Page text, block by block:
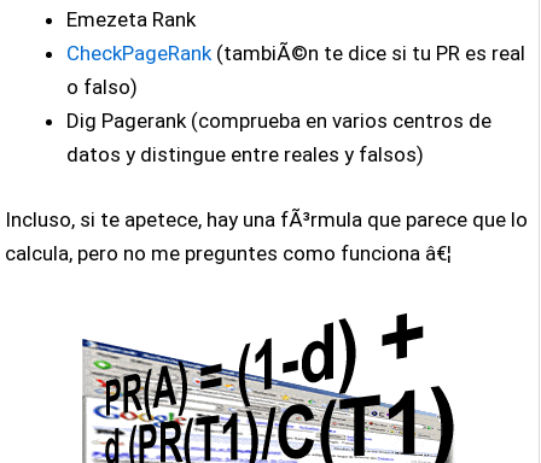
Emezeta Rank
CheckPageRank(tambiÃ©n te dice si tu PR es real
o falso)
Dig Pagerank (comprueba en varios centros de
datos y distingue entre reales y falsos)
Incluso, si te apetece, hay una fÃ³rmula que parece que lo
calcula, pero no me preguntes como funciona â€¦